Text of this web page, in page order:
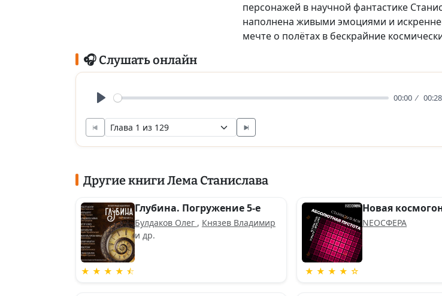
персонажей в научной фантастике
наполнена живыми эмоциями и
мечте о полётах в бескрайние
🎧 Слушать онлайн
00:00 00:28
Другие книги Лема Станислава
★ ★ ★ ★ ⯪
Глубина. Погружение 5-е
Булдаков Олег , Князев Владимир
и др.
★ ★ ★ ★ ☆
Новая
NEOСФЕРА